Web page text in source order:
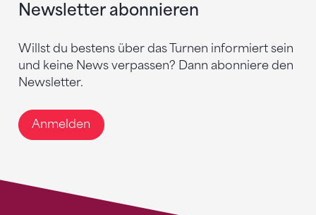
Newsletter abonnieren
Willst du bestens über das Turnen informiert sein
und keine News verpassen? Dann abonniere den
Newsletter.
Anmelden